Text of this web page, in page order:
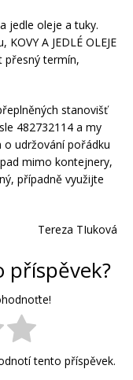
jedle oleje a tuky.
A JEDLÉ OLEJE
přesný termín,
stanovišť
482732114 a my
o udržování pořádku
mimo kontejnery,
případně využijte
Tereza TIuková
příspěvek?
tento příspěvek.